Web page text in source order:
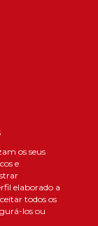
os seus
e
elaborado a
todos os
los ou